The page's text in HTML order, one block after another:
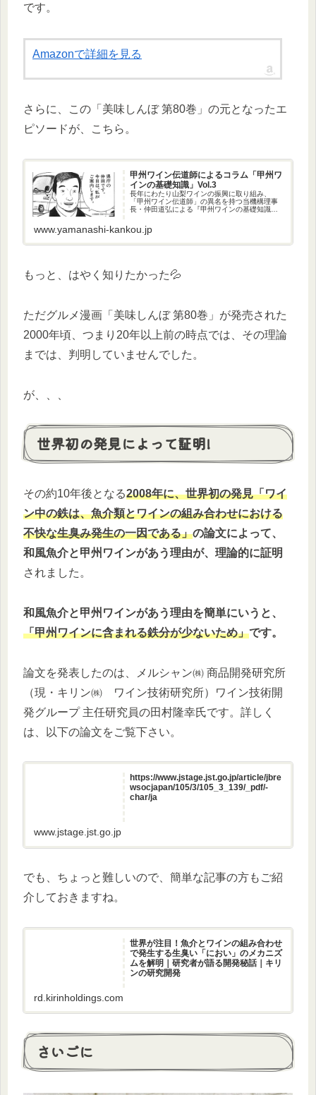
です。
Amazonで詳細を見る
さらに、この「美味しんぼ 第80巻」の元となったエ
ピソードが、こちら。
甲州ワイン伝道師によるコラム「甲州ワ
インの基礎知識」Vol.3
長年にわたり山梨ワインの振興に取り組み、
「甲州ワイン伝道師」の異名を持つ当機構理事
長・仲田道弘による『甲州ワインの基礎知識』
ン通になれるかも！？
www.yamanashi-kankou.jp
もっと、はやく知りたかった💦
ただグルメ漫画「美味しんぼ 第80巻」が発売された
2000年頃、つまり20年以上前の時点では、その理論
までは、判明していませんでした。
が、、、
世界初の発見によって証明!
その約10年後となる2008年に、世界初の発見「ワイ
ン中の鉄は、魚介類とワインの組み合わせにおける
不快な生臭み発生の一因である」の論文によって、
和風魚介と甲州ワインがあう理由が、理論的に証明
されました。
和風魚介と甲州ワインがあう理由を簡単にいうと、
「甲州ワインに含まれる鉄分が少ないため」です。
論文を発表したのは、メルシャン㈱ 商品開発研究所
（現・キリン㈱ ワイン技術研究所）ワイン技術開
発グループ 主任研究員の田村隆幸氏です。詳しく
は、以下の論文をご覧下さい。
https://www.jstage.jst.go.jp/article/jbre
wsocjapan/105/3/105_3_139/_pdf/-
char/ja
www.jstage.jst.go.jp
でも、ちょっと難しいので、簡単な記事の方もご紹
介しておきますね。
世界が注目！魚介とワインの組み合わせ
で発生する生臭い「におい」のメカニズ
ムを解明｜研究者が語る開発秘話｜キリ
ンの研究開発
rd.kirinholdings.com
さいごに